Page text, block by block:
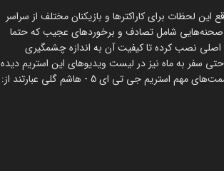
می‌توانید شاهد لحظات خنده‌دار بازی جی تی ای 5 باشید. در واقع این لحظات برای کاراکترها و بازیکنان مختلف از سراسر
صحنه‌هایی شامل تصادف و برخوردهای عجیب که حتما
اصلی نصب کرده تا کیفیت آن به اندازه چشمگیری
سفر به ماه نیز در لیست ویدیوهای این استریم دیده
جی تی ای 5 - هاشم گلی عبارتند از: